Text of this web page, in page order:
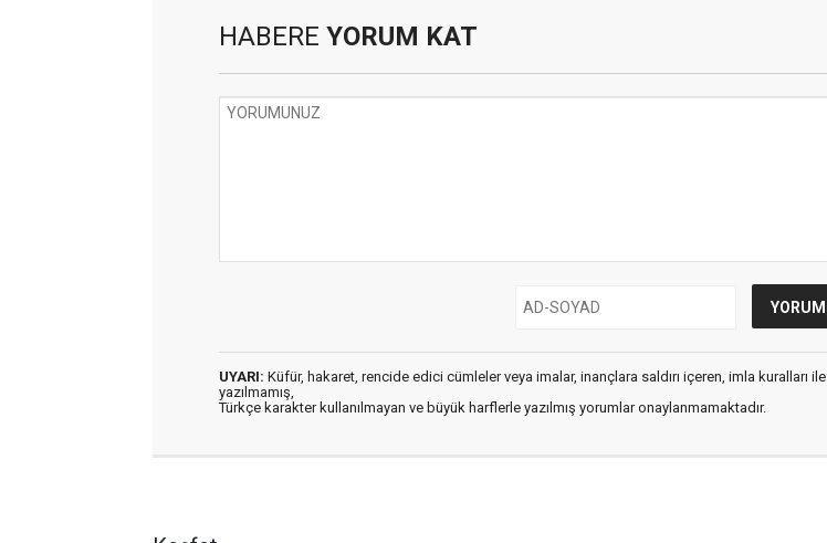
HABERE YORUM KAT
UYARI: Küfür, hakaret, rencide edici cümleler veya imalar, inançlara saldırı içeren, imla kuralları ile
yazılmamış,
Türkçe karakter kullanılmayan ve büyük harflerle yazılmış yorumlar onaylanmamaktadır.